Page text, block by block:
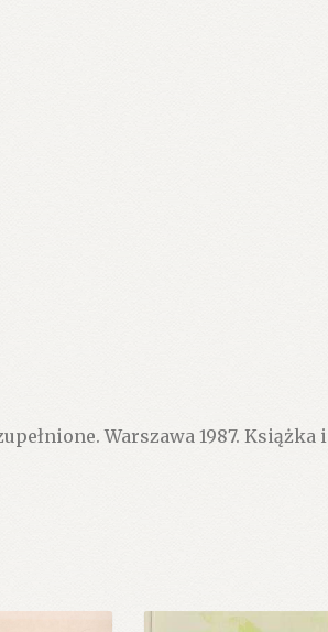
Warszawa 1987. Książka i